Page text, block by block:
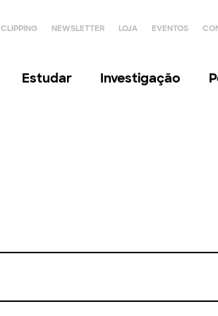
CLIPPING NEWSLETTER LOJA EVENTOS
Estudar Investigação